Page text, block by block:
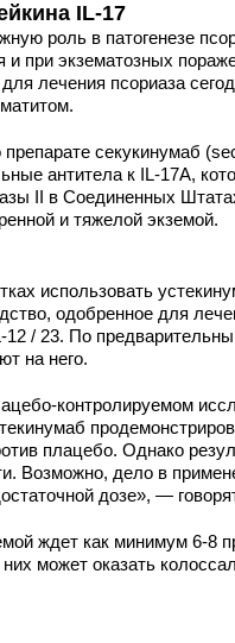
IL-17
роль в патогенезе
и при экзематозных
лечения псориаза
секукинумаб
антитела к IL-17А,
II в Соединенных
и тяжелой экземой.
использовать
одобренное для
12 / 23. По
на него.
контролируемом
плацебо. Однако
Возможно, дело в
дозе», —
ждет как минимум 6-8
может оказать